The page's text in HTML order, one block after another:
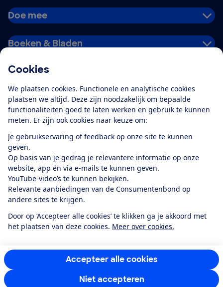
Cookies
We plaatsen cookies. Functionele en analytische cookies
plaatsen we altijd. Deze zijn noodzakelijk om bepaalde
functionaliteiten goed te laten werken en gebruik te kunnen
meten. Er zijn ook cookies naar keuze om:
Je gebruikservaring of feedback op onze site te kunnen
geven.
Op basis van je gedrag je relevantere informatie op onze
website, app én via e-mails te kunnen geven.
YouTube-video’s te kunnen bekijken.
Relevante aanbiedingen van de Consumentenbond op
andere sites te krijgen.
Door op ‘Accepteer alle cookies’ te klikken ga je akkoord met
het plaatsen van deze cookies. Meer over cookies.
Accepteer alle cookies
Niet accepteren
Doe mee
Boeken & Bladen
Alles over de
app
Algemene Voorwaarden
Privacyverklaring
Cookiebeleid
Privacyvoorkeuren
Toegankelijkheid
RSS-feed nieuws
Facebook
TwitterInstagram
YoutubeLinkedIn
12.901consumentenbeoordelen de Consumentenbondmet gemiddeld